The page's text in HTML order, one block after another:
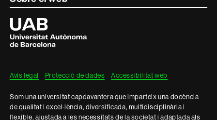
Universitat
Autònoma
de
Barcelona
Avís legal Protecció de dades Accessibilitat web
Som una universitat capdavantera que imparteix una docència
de qualitat i excel·lència, diversificada, multidisciplinària i
flexible, ajustada a les necessitats de la societat i adaptada als